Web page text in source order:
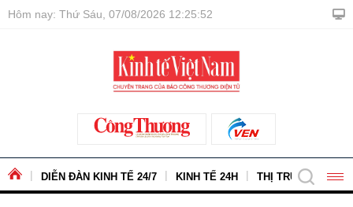
Hôm nay: Thứ Sáu, 07/08/2026 12:25:54
DIỄN ĐÀN KINH TẾ 24/7 KINH TẾ 24H THỊ TRƯỜNG -